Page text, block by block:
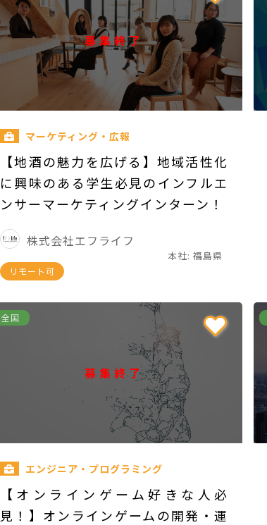
募集終了
マーケティング・広報
【地酒の魅力を広げる】地域活性化
に興味のある学生必見のインフルエ
ンサーマーケティングインターン！
株式会社エフライフ
本社: 福島県
リモート可
全国
募集終了
エンジニア・プログラミング
【オンラインゲーム好きな人必
見！】オンラインゲームの開発・運